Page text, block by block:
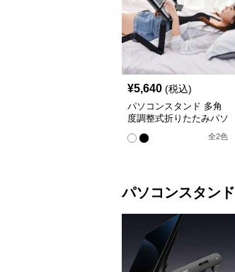
¥5,640 (税込)
パソコンスタンド 多角
度調整式折りたたみパソ
全2色
パソコンスタンド